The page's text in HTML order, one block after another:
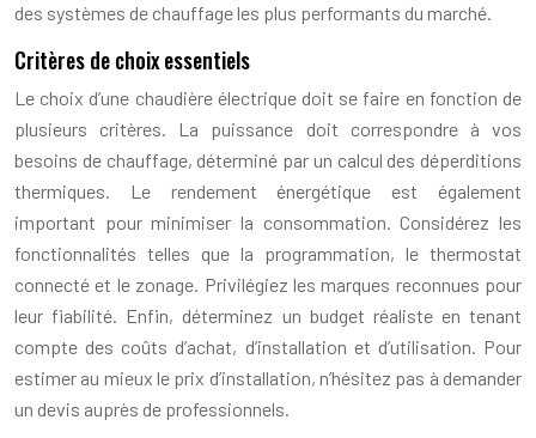
des systèmes de chauffage les plus performants du marché.
Critères de choix essentiels
Le choix d’une chaudière électrique doit se faire en fonction de
plusieurs critères. La puissance doit correspondre à vos
besoins de chauffage, déterminé par un calcul des déperditions
thermiques. Le rendement énergétique est également
important pour minimiser la consommation. Considérez les
fonctionnalités telles que la programmation, le thermostat
connecté et le zonage. Privilégiez les marques reconnues pour
leur fiabilité. Enfin, déterminez un budget réaliste en tenant
compte des coûts d’achat, d’installation et d’utilisation. Pour
estimer au mieux le prix d’installation, n’hésitez pas à demander
un devis auprès de professionnels.